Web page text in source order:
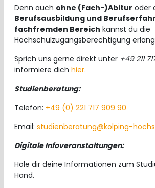
Denn auch ohne (Fach-)Abitur oder
Berufsausbildung und
fachfremden Bereich kannst du die
Hochschulzugangsberechtigung
Sprich uns gerne direkt unter +49 211
informiere dich hier.
Studienberatung:
Telefon: +49 (0) 221 717 909 90
Email: studienberatung@kolping-
Digitale Infoveranstaltungen:
Hole dir deine Informationen zum
Hand.